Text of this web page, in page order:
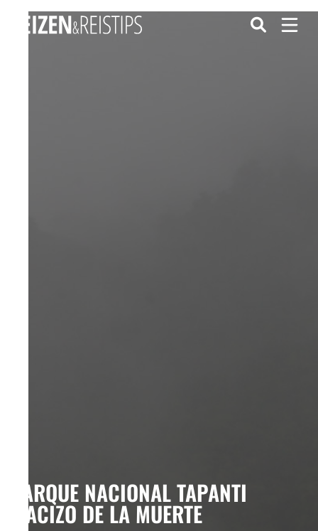
PARQUE NACIONAL TAPANTI
MACIZO DE LA MUERTE